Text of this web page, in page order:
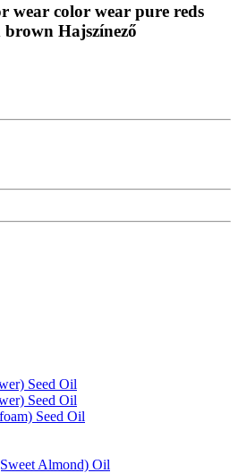
wear color wear pure reds
brown Hajszínező
Seed Oil
Seed Oil
Seed Oil
Almond) Oil